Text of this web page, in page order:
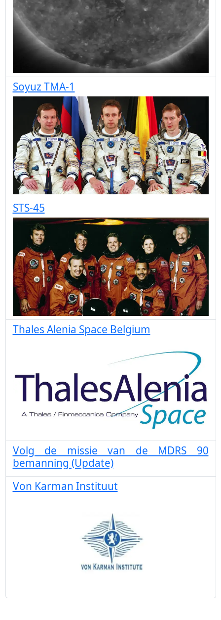
Soyuz TMA-1
STS-45
Thales Alenia Space Belgium
Volg de missie van de MDRS 90
bemanning (Update)
Von Karman Instituut